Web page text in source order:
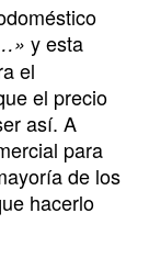
y esta
el
el precio
así. A
para
de los
hacerlo